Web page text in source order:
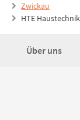
Zwickau
HTE
Über uns